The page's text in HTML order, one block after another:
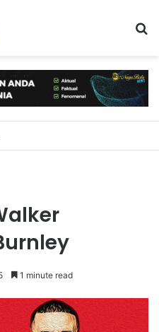
1 minute read